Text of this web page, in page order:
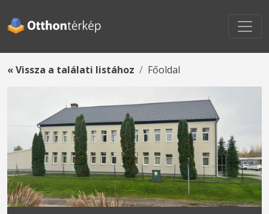
« Vissza a találati listához Főoldal